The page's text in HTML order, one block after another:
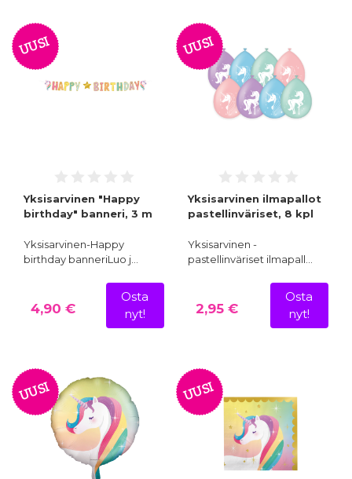
UUSI
Yksisarvinen "Happy
birthday" banneri, 3 m
Yksisarvinen-Happy
birthday banneriLuo j…
4,90 €
Osta
nyt!
UUSI
Yksisarvinen ilmapallot
pastellinväriset, 8 kpl
Yksisarvinen -
pastellinväriset ilmapall…
2,95 €
Osta
nyt!
UUSI UUSI